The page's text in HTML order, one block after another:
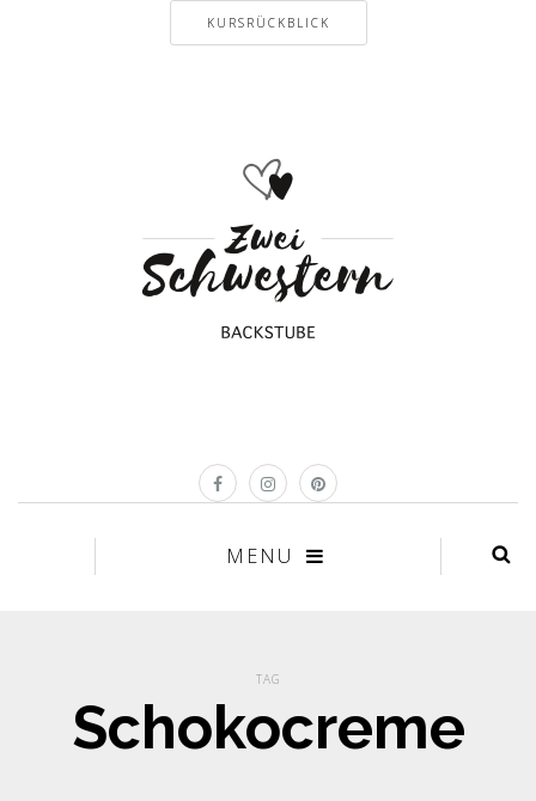
KURSRÜCKBLICK
MENU
TAG
Schokocreme